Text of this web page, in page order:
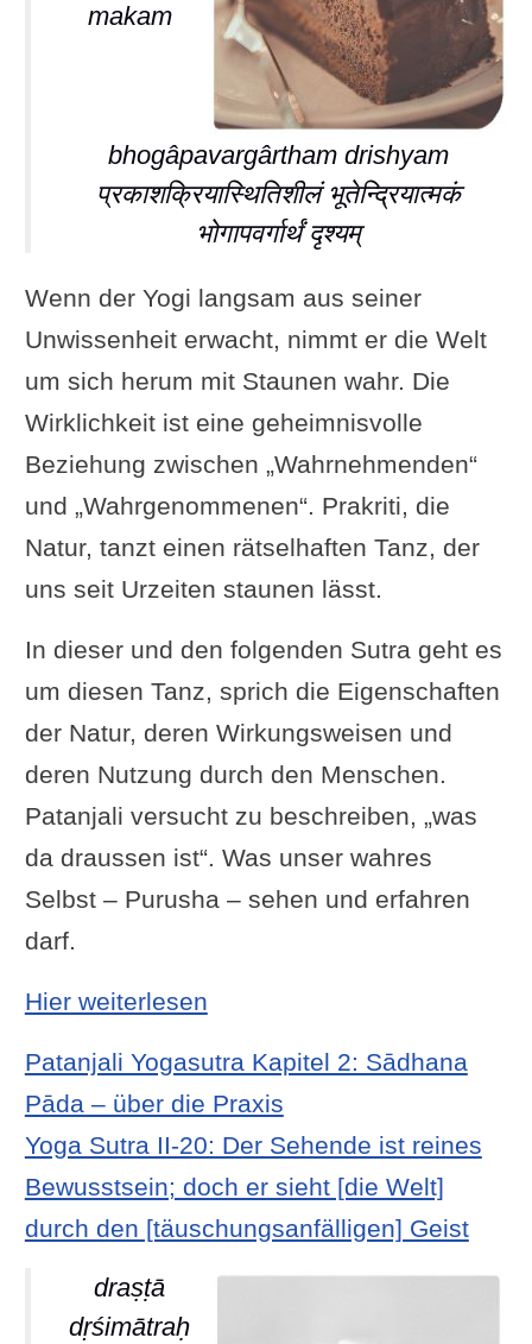
makam
bhogâpavargârtham drishyam
प्रकाशक्रियास्थितिशीलं भूतेन्द्रियात्मकं
भोगापवर्गार्थं दृश्यम्
Wenn der Yogi langsam aus seiner
Unwissenheit erwacht, nimmt er die Welt
um sich herum mit Staunen wahr. Die
Wirklichkeit ist eine geheimnisvolle
Beziehung zwischen „Wahrnehmenden“
und „Wahrgenommenen“. Prakriti, die
Natur, tanzt einen rätselhaften Tanz, der
uns seit Urzeiten staunen lässt.
In dieser und den folgenden Sutra geht es
um diesen Tanz, sprich die Eigenschaften
der Natur, deren Wirkungsweisen und
deren Nutzung durch den Menschen.
Patanjali versucht zu beschreiben, „was
da draussen ist“. Was unser wahres
Selbst – Purusha – sehen und erfahren
darf.
Hier weiterlesen: Yoga Sutra II-18: Die
Patanjali Yogasutra Kapitel 2: Sādhana
Pāda – über die Praxis
Yoga Sutra II-20: Der Sehende ist reines
Bewusstsein; doch er sieht [die Welt]
durch den [täuschungsanfälligen] Geist
draṣṭā
dṛśimātraḥ